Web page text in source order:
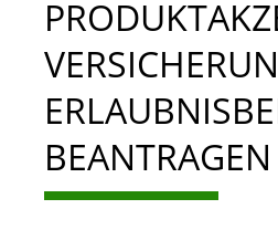
BEANTRAGEN